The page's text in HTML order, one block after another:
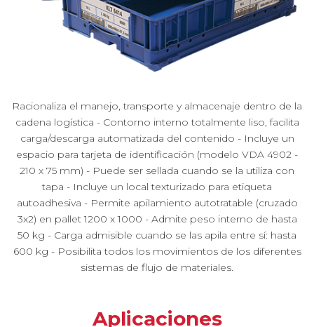
Racionaliza el manejo, transporte y almacenaje dentro de la
cadena logística - Contorno interno totalmente liso, facilita
carga/descarga automatizada del contenido - Incluye un
espacio para tarjeta de identificación (modelo VDA 4902 -
210 x 75 mm) - Puede ser sellada cuando se la utiliza con
tapa - Incluye un local texturizado para etiqueta
autoadhesiva - Permite apilamiento autotratable (cruzado
3x2) en pallet 1200 x 1000 - Admite peso interno de hasta
50 kg - Carga admisible cuando se las apila entre sí: hasta
600 kg - Posibilita todos los movimientos de los diferentes
sistemas de flujo de materiales.
Aplicaciones